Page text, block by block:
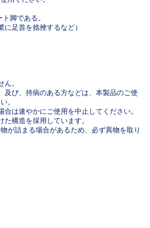
脚である。
足首を捻挫するなど）
。
及び、持病のある方などは、本製品のご使
。
は速やかにご使用を中止してください。
構造を採用しています。
が詰まる場合があるため、必ず異物を取り